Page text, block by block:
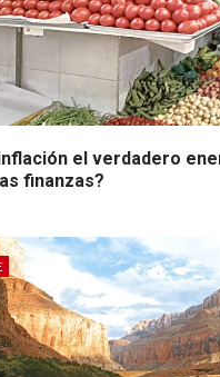
el verdadero
finanzas?